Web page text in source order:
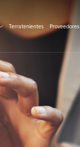
Terratenientes Proveedores